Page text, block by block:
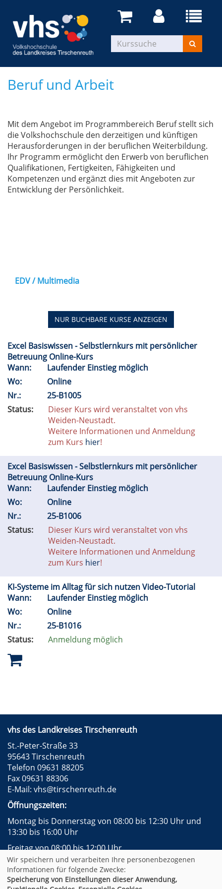
Beruf und Arbeit
Mit dem Angebot im Programmbereich Beruf stellt sich
die Volkshochschule den derzeitigen und künftigen
Herausforderungen in der beruflichen Weiterbildung.
Ihr Programm ermöglicht den Erwerb von beruflichen
Qualifikationen, Fertigkeiten, Fähigkeiten und
Kompetenzen und ergänzt dies mit Angeboten zur
Entwicklung der Persönlichkeit.
EDV / Multimedia
NUR BUCHBARE KURSE ANZEIGEN
Excel Basiswissen - Selbstlernkurs mit persönlicher
Betreuung Online-Kurs
Wann:
Laufender Einstieg möglich
Wo:
Online
Nr.:
25-B1005
Status:
Dieser Kurs wird veranstaltet von vhs
Weiden-Neustadt.
Weitere Informationen und Anmeldung
zum Kurs hier!
Excel Basiswissen - Selbstlernkurs mit persönlicher
Betreuung Online-Kurs
Wann:
Laufender Einstieg möglich
Wo:
Online
Nr.:
25-B1006
Status:
Dieser Kurs wird veranstaltet von vhs
Weiden-Neustadt.
Weitere Informationen und Anmeldung
zum Kurs hier!
KI-Systeme im Alltag für sich nutzen Video-Tutorial
Wann:
Laufender Einstieg möglich
Wo:
Online
Nr.:
25-B1016
Status:
Anmeldung möglich
vhs des Landkreises Tirschenreuth
St.-Peter-Straße 33
95643 Tirschenreuth
Telefon 09631 88205
Fax 09631 88306
E-Mail: vhs@tirschenreuth.de
Öffnungszeiten:
Montag bis Donnerstag von 08:00 bis 12:30 Uhr und
13:30 bis 16:00 Uhr
Freitag von 08:00 bis 12:00 Uhr
Facebook
Instagram
Impressum
AGB
Datenschutzerklärung
Widerrufsformular
Wir speichern und verarbeiten Ihre personenbezogenen
Informationen für folgende Zwecke:
Speicherung von Einstellungen dieser Anwendung,